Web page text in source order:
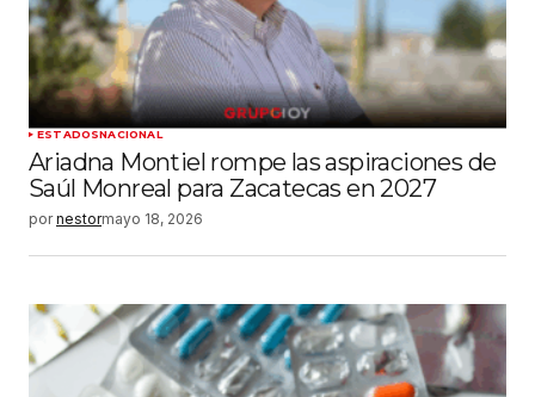
ESTADOSNACIONAL
Ariadna Montiel rompe las aspiraciones de
Saúl Monreal para Zacatecas en 2027
por nestormayo 18, 2026